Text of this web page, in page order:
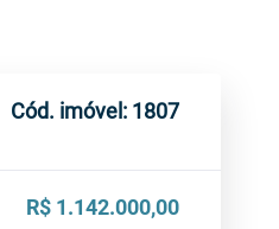
Cód. imóvel: 1807
R$ 1.142.000,00